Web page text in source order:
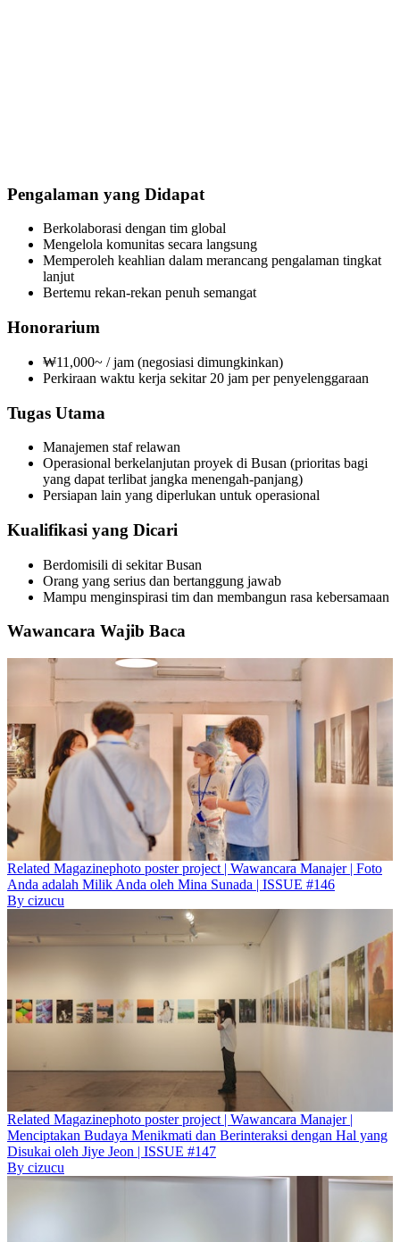
Pengalaman yang Didapat
Berkolaborasi dengan tim global
Mengelola komunitas secara langsung
Memperoleh keahlian dalam merancang pengalaman tingkat
lanjut
Bertemu rekan-rekan penuh semangat
Honorarium
₩11,000~ / jam (negosiasi dimungkinkan)
Perkiraan waktu kerja sekitar 20 jam per penyelenggaraan
Tugas Utama
Manajemen staf relawan
Operasional berkelanjutan proyek di Busan (prioritas bagi
yang dapat terlibat jangka menengah-panjang)
Persiapan lain yang diperlukan untuk operasional
Kualifikasi yang Dicari
Berdomisili di sekitar Busan
Orang yang serius dan bertanggung jawab
Mampu menginspirasi tim dan membangun rasa kebersamaan
Wawancara Wajib Baca
Related Magazinephoto poster project | Wawancara Manajer | Foto
Anda adalah Milik Anda oleh Mina Sunada | ISSUE #146
By cizucu
Related Magazinephoto poster project | Wawancara Manajer |
Menciptakan Budaya Menikmati dan Berinteraksi dengan Hal yang
Disukai oleh Jiye Jeon | ISSUE #147
By cizucu